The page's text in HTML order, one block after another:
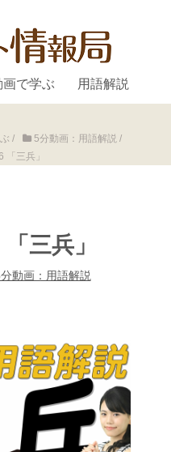
画で学ぶ 用語解説
/ 5分動画：用語解説/
三兵」
三兵」
動画：用語解説